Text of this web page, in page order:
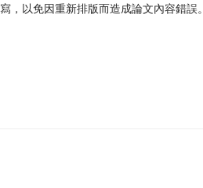
，以免因重新排版而造成論文內容錯誤。